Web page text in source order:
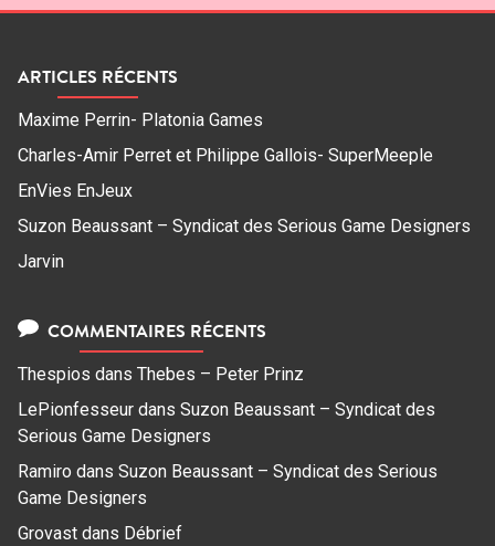
ARTICLES RÉCENTS
Maxime Perrin- Platonia Games
Charles-Amir Perret et Philippe Gallois- SuperMeeple
EnVies EnJeux
Suzon Beaussant – Syndicat des Serious Game Designers
Jarvin
COMMENTAIRES RÉCENTS
Thespios dans Thebes – Peter Prinz
LePionfesseur dans Suzon Beaussant – Syndicat des
Serious Game Designers
Ramiro dans Suzon Beaussant – Syndicat des Serious
Game Designers
Grovast dans Débrief